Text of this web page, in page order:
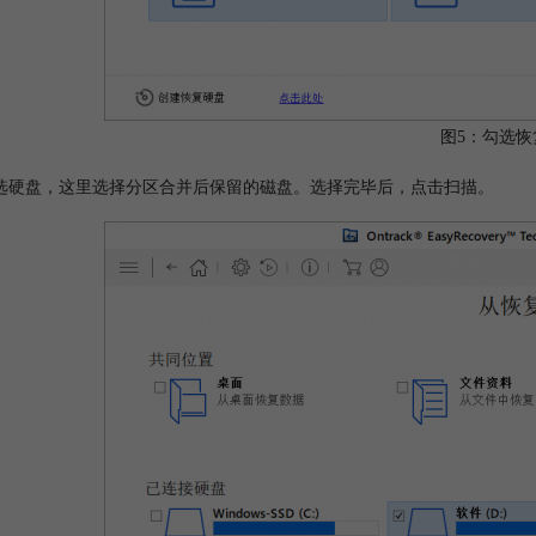
图5：勾选
硬盘，这里选择分区合并后保留的磁盘。选择完毕后，点击扫描。